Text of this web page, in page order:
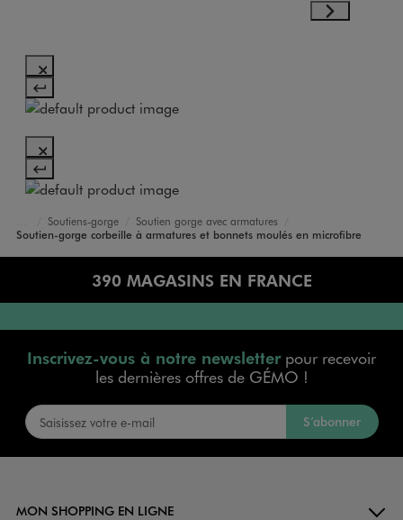
Accueil
Femme
Lingerie
Soutiens-gorge
Soutien gorge avec armatures
Soutien-gorge corbeille à armatures et bonnets moulés en microfibre
390 MAGASINS EN FRANCE
Inscrivez-vous à notre newsletterpour recevoir
les dernières offres de GÉMO !
S’abonner
MON SHOPPING EN LIGNE